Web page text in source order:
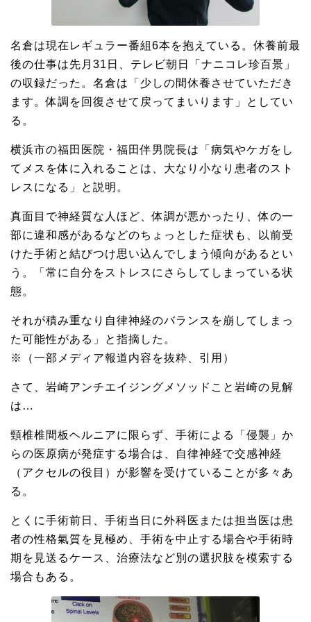
名倉は現在レギュラー番組6本を抱えている。休養前最
後の仕事は先月31日、テレビ朝日「ナニコレ珍百景」
の収録だった。名倉は「少しの間休養させていただき
ます。体調を回復させて戻ってまいります」としてい
る。
横浜市の福田医院・福田伴男院長は「病気やケガをし
てメスを体に入れることは、大なり小なり患者のスト
レスになる」と説明。
真面目で神経質な人ほど、体調が悪かったり、体の一
部に違和感があるなどのちょっとした症状も、以前受
けた手術と結びつけ思い込んでしまう傾向があるとい
う。「常に自分をストレスにさらしてしまっている状
態。
それが積み重なり自律神経のバランスを崩してしまっ
た可能性がある」と指摘した。
※（一部メディア報道内容を抜粋、引用）
さて、岩崎アンチエイジングメソッドこと岩崎の見解
は…
頸椎椎間板ヘルニアに限らず、手術による「侵襲」か
らの医原病が発症する場合は、自律神経で交感神経
（アクセルの役目）が影響を受けていることが多々あ
る。
とくに手術前日、手術当日に外科医または担当医は患
者の性格氣質を見極め、手術を中止する場合や手術時
期を見送るケース、治療法など別の選択肢を模索する
場合もある。